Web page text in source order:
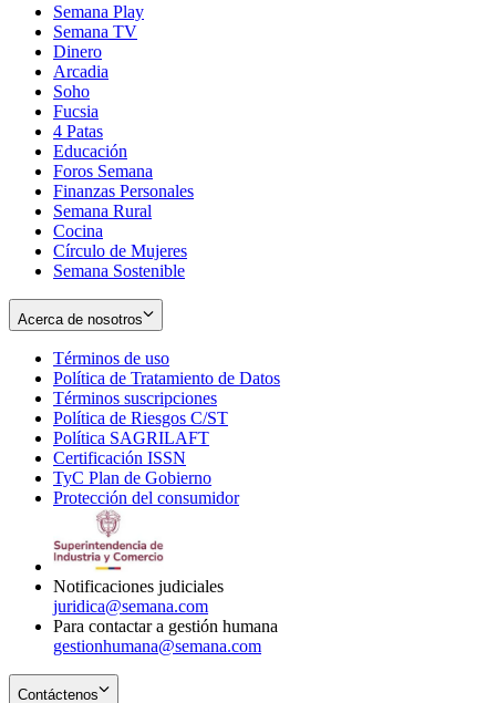
Semana Play
Semana TV
Dinero
Arcadia
Soho
in
new
window
Fucsia
in
new
window
4 Patas
Educación
Foros Semana
Finanzas Personales
Semana Rural
Cocina
Círculo de Mujeres
Semana Sostenible
Acerca de nosotros
Términos de uso
in
new
window
Política de Tratamiento de Datos
Términos suscripciones
in
Política de Riesgos C/ST
Política SAGRILAFT
new
window
Certificación ISSN
in
new
TyC Plan de Gobierno
in
Protección del consumidorOpens
Notificaciones judiciales
juridica@semana.com
Para contactar a gestión humana
gestionhumana@semana.com
Contáctenos